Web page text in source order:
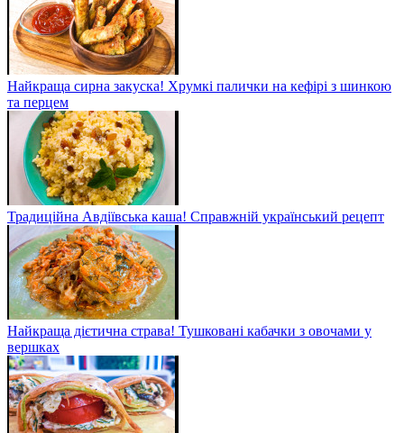
Найкраща сирна закуска! Хрумкі палички на кефірі з шинкою
та перцем
Традиційна Авдіївська каша! Справжній український рецепт
Найкраща дієтична страва! Тушковані кабачки з овочами у
вершках